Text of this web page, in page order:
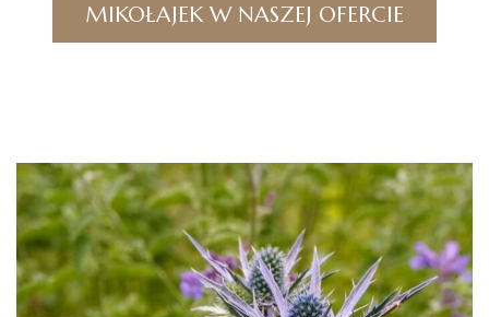
MIKOŁAJEK W NASZEJ OFERCIE